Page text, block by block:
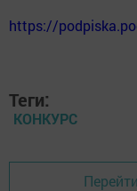
https://
Теги:
КОНКУРС